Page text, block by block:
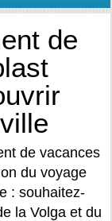
de
de vacances
du voyage
: souhaitez-
la Volga et du